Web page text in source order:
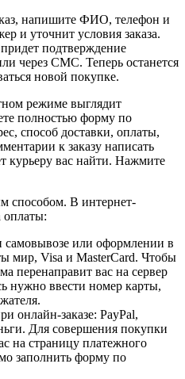
напишите ФИО, телефон и
и уточнит условия заказа.
подтверждение
через СМС. Теперь останется
новой покупке.
режиме выглядит
полностью форму по
способ доставки, оплаты,
к заказу написать
курьеру вас найти. Нажмите
способом. В интернет-
оплаты:
самовывозе или оформлении в
мир, Visa и MasterCard. Чтобы
перенаправит вас на сервер
нужно ввести номер карты,
онлайн-заказе: PayPal,
Для совершения покупки
на страницу платежного
заполнить форму по